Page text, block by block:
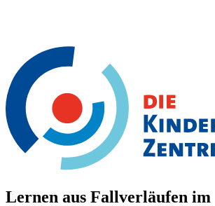
Lernen aus Fallverläufen im